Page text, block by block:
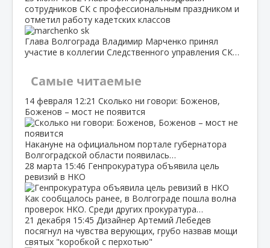
сотрудников СК с профессиональным праздником и
отметил работу кадетских классов
Глава Волгограда Владимир Марченко принял
участие в коллегии Следственного управления СК…
Самые читаемые
14 февраля 12:21 Сколько ни говори: Боженов,
Боженов – мост не появится
Накануне на официальном портале губернатора
Волгоградской области появилась…
28 марта 15:46 Генпрокуратура объявила цель
ревизий в НКО
Как сообщалось ранее, в Волгограде пошла волна
проверок НКО. Среди других прокуратура…
21 декабря 15:45 Дизайнер Артемий Лебедев
посягнул на чувства верующих, грубо назвав мощи
святых "коробкой с перхотью"